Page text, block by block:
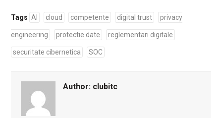
Tags AI cloud competente digital trust privacy
engineering protectie date reglementari digitale
securitate cibernetica SOC
Author: clubitc